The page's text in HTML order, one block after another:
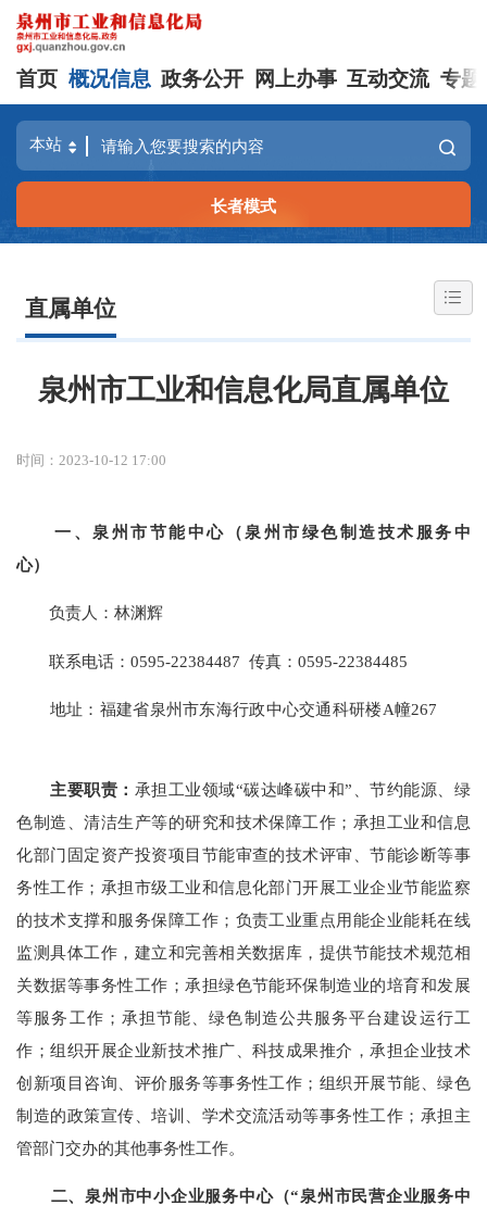
首页 概况信息 政务公开 网上办事 互动交流 专题
长者模式
直属单位
泉州市工业和信息化局直属单位
时间：2023-10-12 17:00
一、泉州市节能中心（泉州市绿色制造技术服务中
心）
负责人：林渊辉
联系电话：0595-22384487 传真：0595-22384485
地址：福建省泉州市东海行政中心交通科研楼A幢267
主要职责： 承担工业领域“碳达峰碳中和”、节约能源、绿
色制造、清洁生产等的研究和技术保障工作；承担工业和信息
化部门固定资产投资项目节能审查的技术评审、节能诊断等事
务性工作；承担市级工业和信息化部门开展工业企业节能监察
的技术支撑和服务保障工作；负责工业重点用能企业能耗在线
监测具体工作，建立和完善相关数据库，提供节能技术规范相
关数据等事务性工作；承担绿色节能环保制造业的培育和发展
等服务工作；承担节能、绿色制造公共服务平台建设运行工
作；组织开展企业新技术推广、科技成果推介，承担企业技术
创新项目咨询、评价服务等事务性工作；组织开展节能、绿色
制造的政策宣传、培训、学术交流活动等事务性工作；承担主
管部门交办的其他事务性工作。
二、泉州市中小企业服务中心（“泉州市民营企业服务中